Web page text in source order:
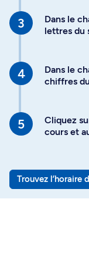
Dans le
lettres du
Dans le
chiffres
Cliquez
cours et
Trouvez l’horaire